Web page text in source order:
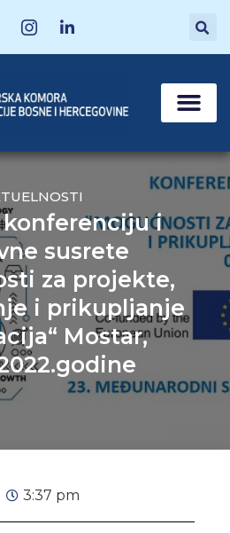
konferenciju i
susrete
za projekte,
i prikupljanje
Mostar,
3:37 pm